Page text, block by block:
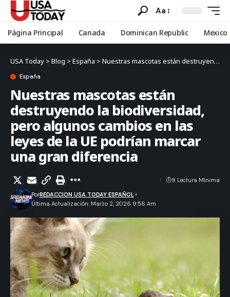
Aa
Página Principal Canada Dominican Republic Mexico
USA Today > Blog > España > Nuestras mascotas están destruyendo la biodiversidad, pero algunos cambios en las leyes de la UE podrían marcar una gran diferencia
España
Nuestras mascotas están
destruyendo la biodiversidad,
pero algunos cambios en las
leyes de la UE podrían marcar
una gran diferencia
Última Actualización: Marzo 2, 2026 9:56 Am
PorREDACCION USA TODAY ESPAÑOL
9 Lectura Mínima